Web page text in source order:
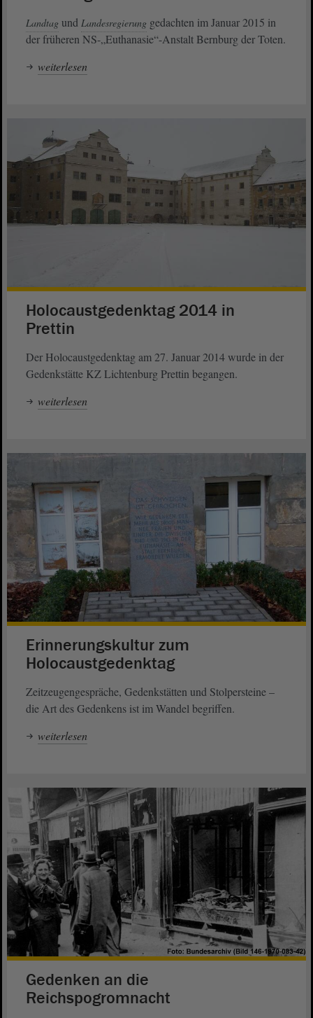
Landtag und Landesregierung gedachten im Januar 2015 in
der früheren NS-„Euthanasie“-Anstalt Bernburg der Toten.
weiterlesen
Holocaustgedenktag 2014 in
Prettin
Der Holocaustgedenktag am 27. Januar 2014 wurde in der
Gedenkstätte KZ Lichtenburg Prettin begangen.
weiterlesen
Erinnerungskultur zum
Holocaustgedenktag
Zeitzeugengespräche, Gedenkstätten und Stolpersteine –
die Art des Gedenkens ist im Wandel begriffen.
weiterlesen
Gedenken an die
Reichspogromnacht